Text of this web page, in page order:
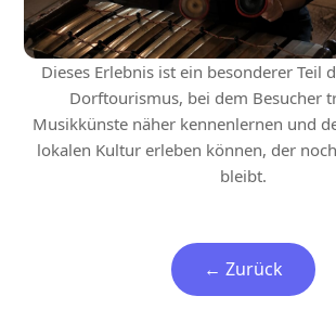
Dieses Erlebnis ist ein besonderer Teil
Dorftourismus, bei dem Besucher
Musikkünste näher kennenlernen und
lokalen Kultur erleben können, der
bleibt.
← Zurück